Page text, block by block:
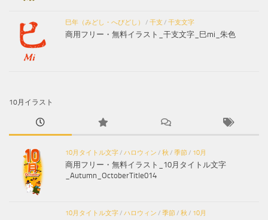
巳年（みどし・へびどし） / 干支 / 干支文字
商用フリー・無料イラスト_干支文字_巳mi_朱色
10月イラスト
10月タイトル文字/ ハロウィン / 秋 / 季節/ 10月
商用フリー・無料イラスト_10月タイトル文字
_Autumn_OctoberTitle014
10月タイトル文字/ ハロウィン / 季節/ 秋 / 10月